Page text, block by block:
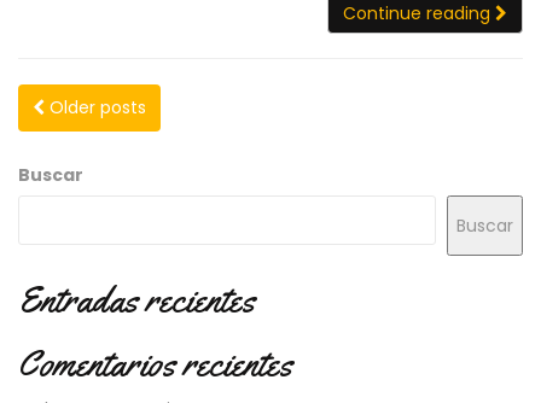
Continue reading
Older posts
Buscar
Buscar
Entradas recientes
Comentarios recientes